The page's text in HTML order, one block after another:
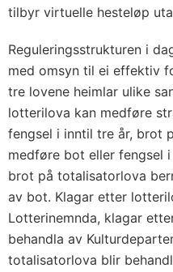
tilbyr virtuelle hesteløp
Reguleringsstrukturen i
med omsyn til ei effektiv
tre lovene heimlar ulike
lotterilova kan medføre
fengsel i inntil tre år, brot
medføre bot eller fengsel
brot på totalisatorlova
av bot. Klagar etter
Lotterinemnda, klagar
behandla av
totalisatorlova blir